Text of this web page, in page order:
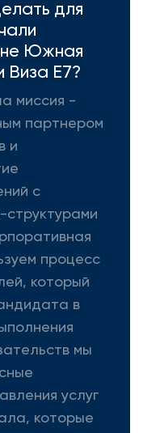
для
Южная
Виза E7?
миссия -
партнером
и
с
структурами
процесс
который
в
мы
услуг
которые